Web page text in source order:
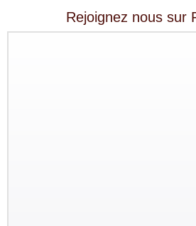
Rejoignez nous sur